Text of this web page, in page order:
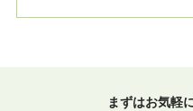
まずはお気軽